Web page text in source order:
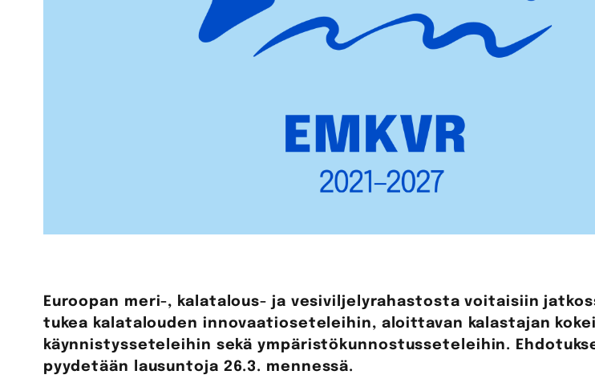
Euroopan meri-, kalatalous- ja vesiviljelyrahastosta voitaisiin
tukea kalatalouden innovaatioseteleihin, aloittavan kalastajan
käynnistysseteleihin sekä ympäristökunnostusseteleihin.
pyydetään lausuntoja 26.3. mennessä.